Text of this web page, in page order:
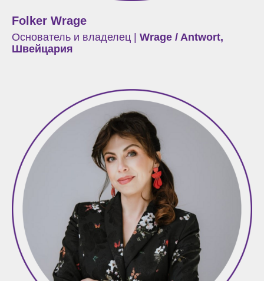
Folker Wrage
Основатель и владелец | Wrage / Antwort,
Швейцария